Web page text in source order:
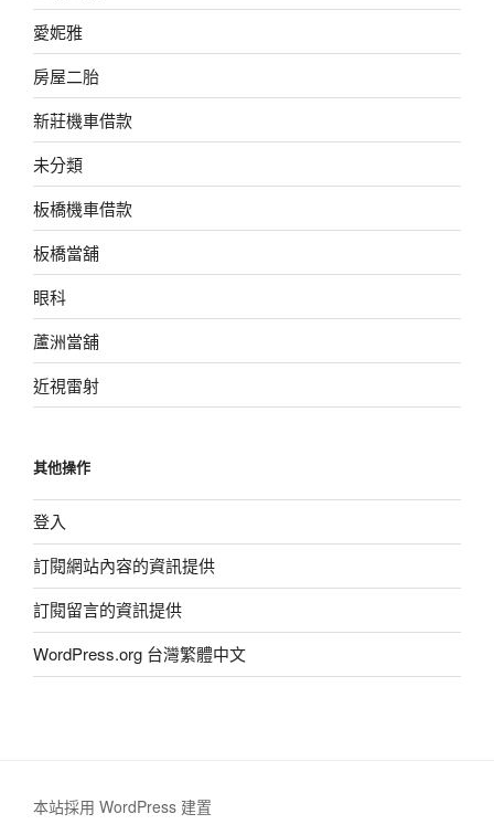
愛妮雅
房屋二胎
新莊機車借款
未分類
板橋機車借款
板橋當舖
眼科
蘆洲當舖
近視雷射
其他操作
登入
訂閱網站內容的資訊提供
訂閱留言的資訊提供
WordPress.org 台灣繁體中文
本站採用 WordPress 建置